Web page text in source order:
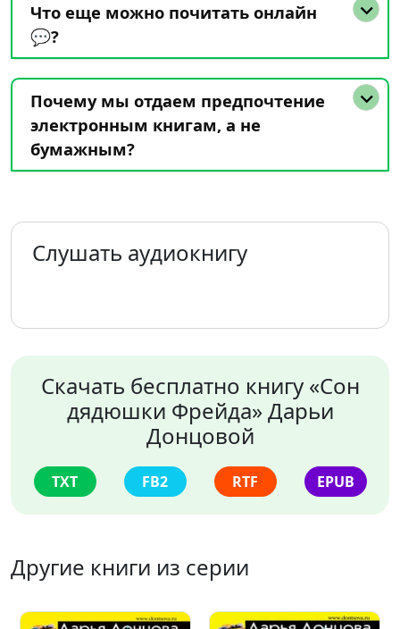
Что еще можно почитать онлайн
💬?
Почему мы отдаем предпочтение
электронным книгам, а не
бумажным?
Слушать аудиокнигу
Скачать бесплатно книгу «Сон
дядюшки Фрейда» Дарьи
Донцовой
TXT FB2 RTF EPUB
Другие книги из серии